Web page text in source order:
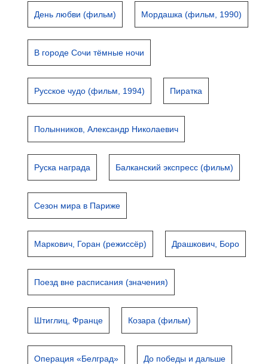
День любви (фильм) Мордашка (фильм, 1990)
В городе Сочи тёмные ночи
Русское чудо (фильм, 1994) Пиратка
Полынников, Александр Николаевич
Руска награда Балканский экспресс (фильм)
Сезон мира в Париже
Маркович, Горан (режиссёр) Драшкович, Боро
Поезд вне расписания (значения)
Штиглиц, Франце Козара (фильм)
Операция «Белград» До победы и дальше